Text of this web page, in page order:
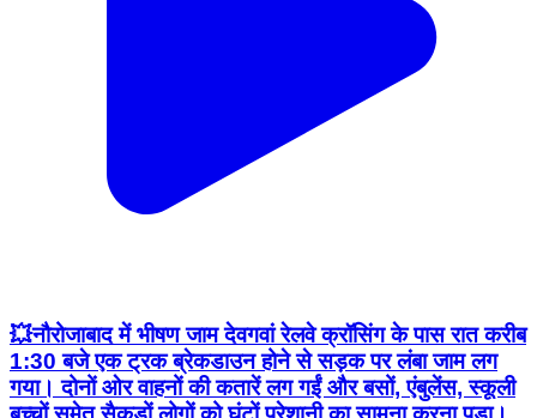
💥नौरोजाबाद में भीषण जाम देवगवां रेलवे क्रॉसिंग के पास रात करीब
1:30 बजे एक ट्रक ब्रेकडाउन होने से सड़क पर लंबा जाम लग
गया। दोनों ओर वाहनों की कतारें लग गईं और बसों, एंबुलेंस, स्कूली